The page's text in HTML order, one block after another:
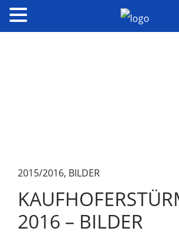
2015/2016, BILDER
2016 – BILDER